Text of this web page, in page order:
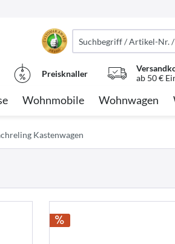
Preisknaller
ab 50 €
Wohnmobile Wohnwagen
Kastenwagen